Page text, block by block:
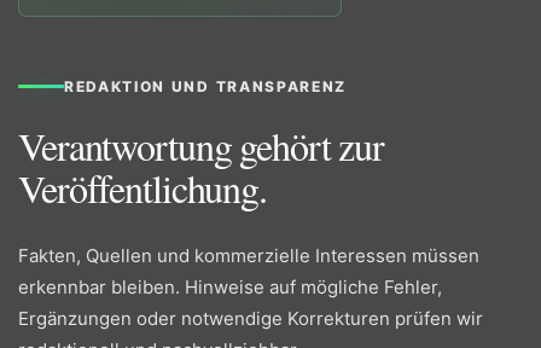
REDAKTION UND TRANSPARENZ
Verantwortung gehört zur
Veröffentlichung.
Fakten, Quellen und kommerzielle Interessen müssen
erkennbar bleiben. Hinweise auf mögliche Fehler,
Ergänzungen oder notwendige Korrekturen prüfen wir